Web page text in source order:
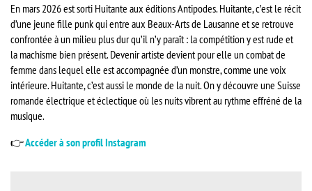
En mars 2026 est sorti Huitante aux éditions Antipodes. Huitante, c’est le récit
d’une jeune fille punk qui entre aux Beaux-Arts de Lausanne et se retrouve
confrontée à un milieu plus dur qu’il n’y paraît : la compétition y est rude et
la machisme bien présent. Devenir artiste devient pour elle un combat de
femme dans lequel elle est accompagnée d’un monstre, comme une voix
intérieure. Huitante, c’est aussi le monde de la nuit. On y découvre une Suisse
romande électrique et éclectique où les nuits vibrent au rythme effréné de la
musique.
👉Accéder à son profil Instagram